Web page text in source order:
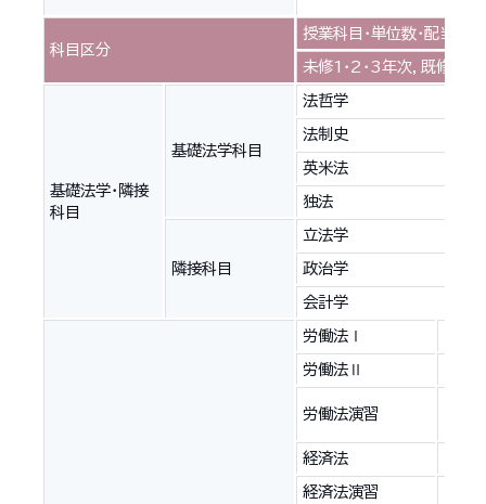
科目区分
授業科目・単位数・配当年次
未修1・2・3年次，既修2・
基礎法学・隣接
科目
基礎法学科目
法哲学
法制史
英米法
独法
隣接科目
立法学
政治学
会計学
労働法Ⅰ
労働法Ⅱ
労働法演習
経済法
経済法演習